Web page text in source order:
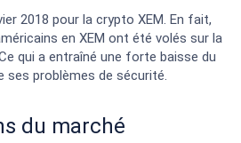
2018 pour la crypto XEM. En fait,
en XEM ont été volés sur la
qui a entraîné une forte baisse du
ses problèmes de sécurité.
du marché